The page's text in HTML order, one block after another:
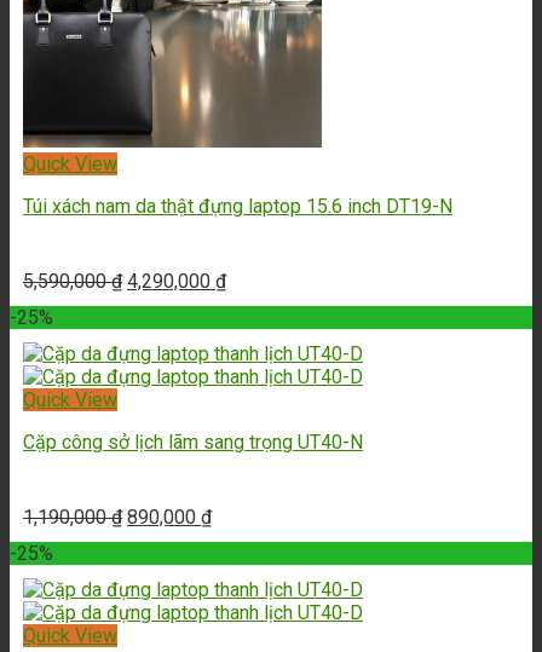
Quick View
Túi xách nam da thật đựng laptop 15.6 inch DT19-N
5,590,000₫ 4,290,000 ₫
-25%
Quick View
Cặp công sở lịch lãm sang trọng UT40-N
1,190,000₫ 890,000 ₫
-25%
Quick View